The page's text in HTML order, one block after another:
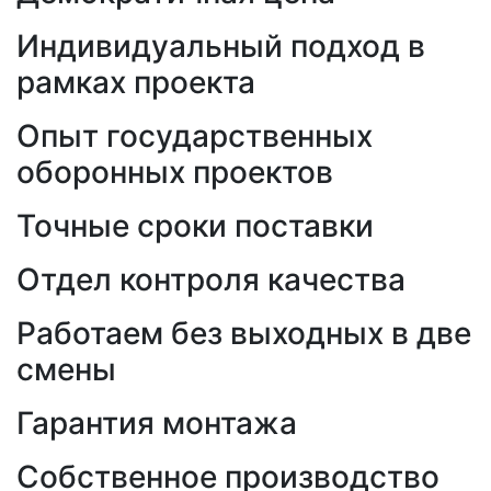
Индивидуальный подход в
рамках проекта
Опыт государственных
оборонных проектов
Точные сроки поставки
Отдел контроля качества
Работаем без выходных в две
смены
Гарантия монтажа
Собственное производство